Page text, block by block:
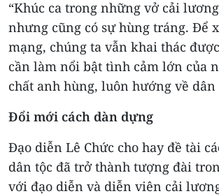
“Khúc ca trong những vở cải
nhưng cũng có sự hùng tráng. Để
mạng, chúng ta vẫn khai thác
cần làm nổi bật tình cảm lớn của
chất anh hùng, luôn hướng về dân
Đổi mới cách dàn dựng
Đạo diễn Lê Chức cho hay đề tài
dân tộc đã trở thành tượng đài
với đạo diễn và diễn viên cải